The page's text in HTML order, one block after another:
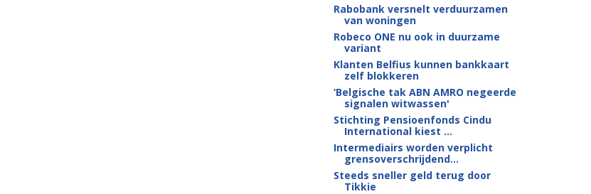
Rabobank versnelt verduurzamen
van woningen
Robeco ONE nu ook in duurzame
variant
Klanten Belfius kunnen bankkaart
zelf blokkeren
‘Belgische tak ABN AMRO negeerde
signalen witwassen'
Stichting Pensioenfonds Cindu
International kiest ...
Intermediairs worden verplicht
grensoverschrijdend...
Steeds sneller geld terug door
Tikkie